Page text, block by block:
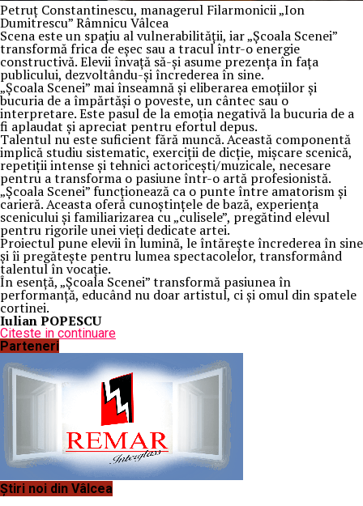
Petruț Constantinescu, managerul Filarmonicii „Ion
Dumitrescu” Râmnicu Vâlcea
Scena este un spațiu al vulnerabilității, iar „Școala Scenei”
transformă frica de eșec sau a tracul într-o energie
constructivă. Elevii învață să-și asume prezența în fața
publicului, dezvoltându-și încrederea în sine.
„Școala Scenei” mai înseamnă și eliberarea emoțiilor și
bucuria de a împărtăși o poveste, un cântec sau o
interpretare. Este pasul de la emoția negativă la bucuria de a
fi aplaudat și apreciat pentru efortul depus.
Talentul nu este suficient fără muncă. Această componentă
implică studiu sistematic, exerciții de dicție, mișcare scenică,
repetiții intense și tehnici actoricești/muzicale, necesare
pentru a transforma o pasiune într-o artă profesionistă.
„Școala Scenei” funcționează ca o punte între amatorism și
carieră. Aceasta oferă cunoștințele de bază, experiența
scenicului și familiarizarea cu „culisele”, pregătind elevul
pentru rigorile unei vieți dedicate artei.
Proiectul pune elevii în lumină, le întărește încrederea în sine
și îi pregătește pentru lumea spectacolelor, transformând
talentul în vocație.
În esență, „Școala Scenei” transformă pasiunea în
performanță, educând nu doar artistul, ci și omul din spatele
cortinei.
Iulian POPESCU
Citeste in continuare
Parteneri
Știri noi din Vâlcea